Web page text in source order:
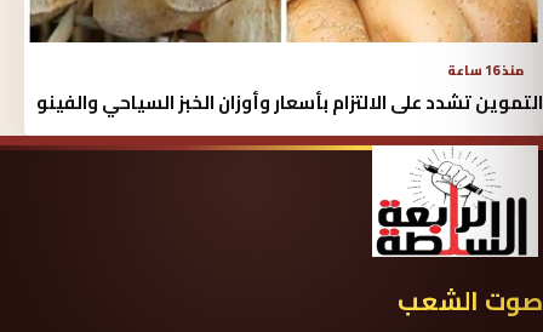
منذ 16 ساعة
التموين تشدد على الالتزام بأسعار وأوزان الخبز السياحي والفينو
صوت الشعب